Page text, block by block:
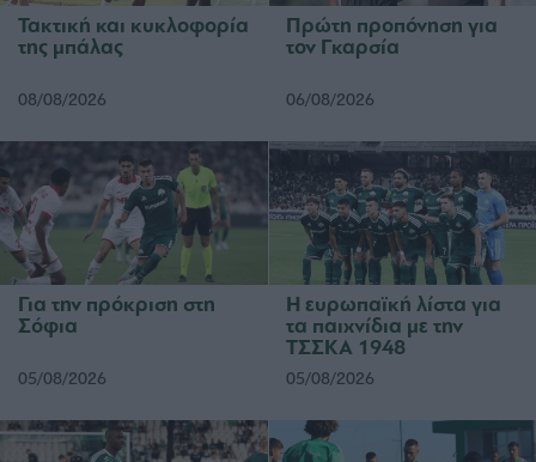
Τακτική και κυκλοφορία
της μπάλας
08/08/2026
Πρώτη προπόνηση για
τον Γκαρσία
06/08/2026
Για την πρόκριση στη
Σόφια
05/08/2026
Η ευρωπαϊκή λίστα για
τα παιχνίδια με την
ΤΣΣΚΑ 1948
05/08/2026